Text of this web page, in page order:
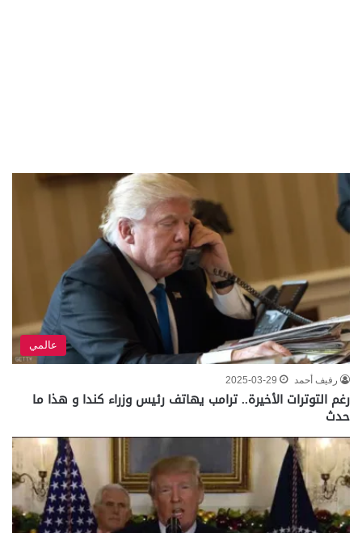
عالمي
رفيف أحمد 2025-03-29
رغم التوترات الأخيرة.. ترامب يهاتف رئيس وزراء كندا و هذا ما
حدث